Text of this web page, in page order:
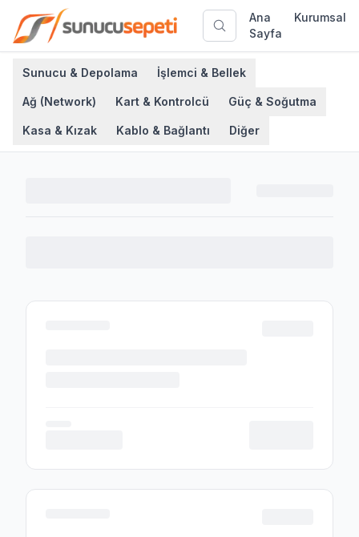
Ana
Sayfa
Kurumsal
Sunucu & Depolama İşlemci & Bellek
Ağ (Network) Kart & Kontrolcü Güç & Soğutma
Kasa & Kızak Kablo & Bağlantı Diğer